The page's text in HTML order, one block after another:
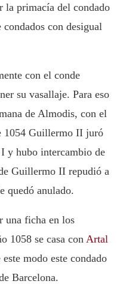
la primacía del condado
con desigual
con el conde
su vasallaje. Para eso
de Almodis, con el
1054 Guillermo II juró
y hubo intercambio de
Guillermo II repudió a
quedó anulado.
una ficha en los
1058 se casa con Artal
este modo este condado
Barcelona.